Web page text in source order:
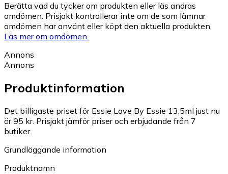
Berätta vad du tycker om produkten eller läs andras
omdömen. Prisjakt kontrollerar inte om de som lämnar
omdömen har använt eller köpt den aktuella produkten.
Läs mer om omdömen.
Annons
Annons
Produktinformation
Det billigaste priset för Essie Love By Essie 13,5ml just nu
är 95 kr. Prisjakt jämför priser och erbjudande från 7
butiker.
Grundläggande information
Produktnamn